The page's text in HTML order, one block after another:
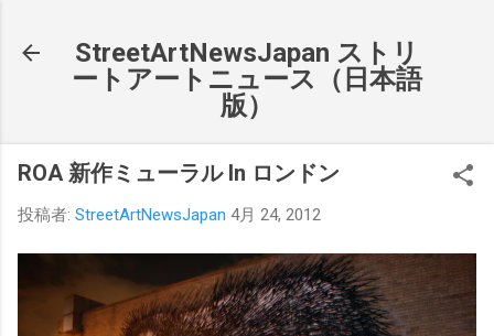
StreetArtNewsJapan ストリ
ートアートニュース（日本語
版）
ROA 新作ミューラル In ロンドン
投稿者: StreetArtNewsJapan 4月 24, 2012